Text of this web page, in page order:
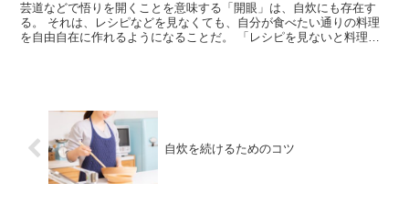
芸道などで悟りを開くことを意味する「開眼」は、自炊にも存在す
る。 それは、レシピなどを見なくても、自分が食べたい通りの料理
を自由自在に作れるようになることだ。 「レシピを見ないと料理が
自炊を続けるためのコツ